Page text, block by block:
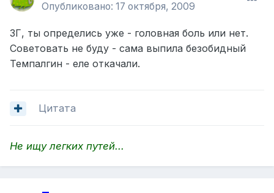
Опубликовано: 17 октября, 2009
ЗГ, ты определись уже - головная боль или нет.
Советовать не буду - сама выпила безобидный
Темпалгин - еле откачали.
Цитата
Не ищу легких путей...